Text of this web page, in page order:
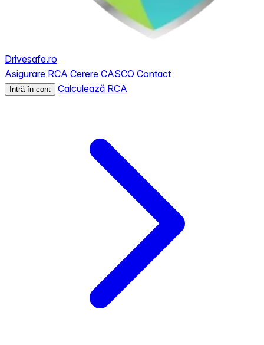
Drivesafe.ro
Asigurare RCA Cerere CASCO Contact
Intră în cont Calculează RCA